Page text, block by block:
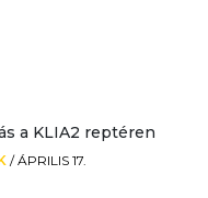
a KLIA2 reptéren
/ÁPRILIS 17.